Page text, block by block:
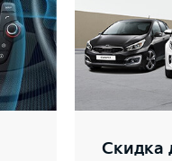
Скидка